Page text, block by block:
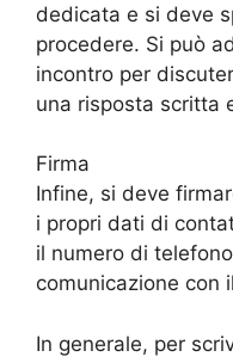
dedicata e si deve
procedere. Si può
incontro per
una risposta scritta
Firma
Infine, si deve
i propri dati di
il numero di
comunicazione con
In generale, per